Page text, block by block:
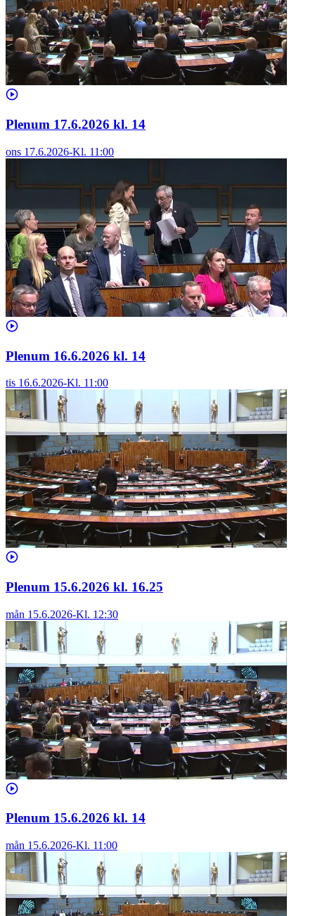
Plenum 17.6.2026 kl. 14
ons 17.6.2026-Kl. 11:00
Plenum 16.6.2026 kl. 14
tis 16.6.2026-Kl. 11:00
Plenum 15.6.2026 kl. 16.25
mån 15.6.2026-Kl. 12:30
Plenum 15.6.2026 kl. 14
mån 15.6.2026-Kl. 11:00